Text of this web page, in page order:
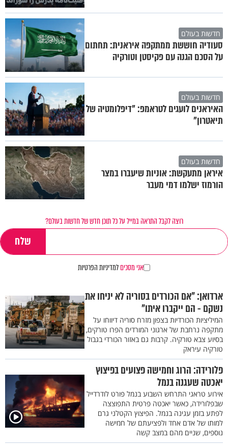
חדשות בעולם
סעודיה חוששת ממתקפה איראנית: תחתום
על הסכם הגנה עם פקיסטן וטורקיה
חדשות בעולם
האיראנים לועגים לטראמפ: "דיפלומטיה של
תיאטרון"
חדשות בעולם
איראן מתעקשת: אוניות שיעברו במצר
הורמוז ישלמו דמי מעבר
רוצה לקבל התראה במייל על כל תוכן חדש של חדשות בעולם?
אני מסכיםלמדיניות הפרטיות
ארדואן: "אם הכורדים בסוריה לא יניחו את
נשקם - הם ייקברו איתו"
המיליציות הכורדיות בצפון מזרח סוריה דיווחו על
מתקפה נרחבת של ארגוני המורדים הפרו טורקים,
בסיוע צבא טורקיה. קרבות גם באזור הכורדי בגבול
טורקיה עיראק
פלורידה: הרוג וחמישה פצועים בפיצוץ
יאכטה שעגנה בנמל
אירוע טראגי התרחש השבוע בנמל פורט לודרדייל
שבפלורידה, כאשר יאכטה פרטית התפוצצה
לפתע בזמן עגינה בנמל. הפיצוץ הקטלני גרם
למותו של אדם אחד ולפציעתם של חמישה
נוספים, שניים מהם במצב קשה